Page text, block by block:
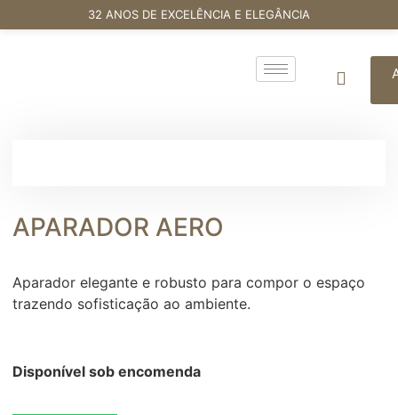
32 ANOS DE EXCELÊNCIA E ELEGÂNCIA
APARADOR AERO
Aparador elegante e robusto para compor o espaço
trazendo sofisticação ao ambiente.
Disponível sob encomenda